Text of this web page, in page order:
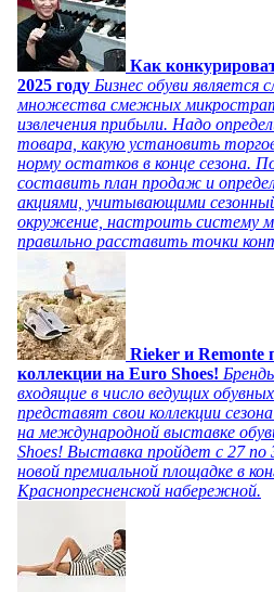
Как
2025 году Бизнес обуви является
множества смежных
извлечения прибыли. Надо
товара, какую установить
норму остатков в конце сезона.
составить план продаж и
акциями, учитывающими
окружение, настроить систему
правильно расставить точки
Rieker и Remonte
коллекции на Euro Shoes!
входящие в число ведущих
представят свои коллекции
на международной выставке
Shoes! Выставка пройдет c 27 по
новой премиальной площадке в
Краснопресненской набережной.